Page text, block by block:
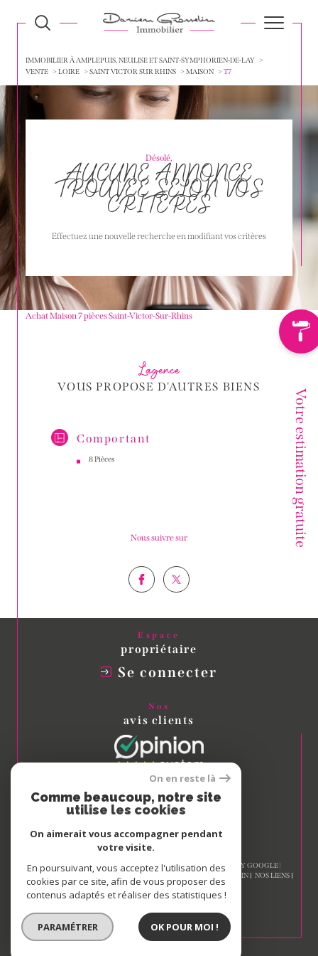
Votre estimation gratuite
IMMOBILIER À AMPLEPUIS, NEULISE ET SAINT-SYMPHORIEN-DE-LAY
VENTE
LOIRE SAINT VICTOR SUR RHINS MAISON T7
Désolé,
AUCUNE ANNONCE
TROUVÉE SELON VOS
CRITÈRES
Effectuez une nouvelle recherche en modifiant vos critères
Achat Maison 7 pièces Saint-Victor-Sur-Rhins
L'agence
VOUS PROPOSE D'AUTRES BIENS
Comportant
8 Pièces
Nous suivre sur
Espace
propriétaire
Se connecter
Nos
avis clients
Nous
adhérons
© 2026 | TOUS DROITS RÉSERVÉS | TRADUCTION POWERED BY GOOGLE |
NOS HONORAIRES
PLAN DU SITE ADMIN
NOS LIENS
POLITIQUE RGPD
COOKIES
On en reste là
Comme beaucoup, notre site
utilise les cookies
On aimerait vous accompagner pendant
votre visite.
En poursuivant, vous acceptez l'utilisation des
cookies par ce site, afin de vous proposer des
contenus adaptés et réaliser des statistiques !
PARAMÉTRER OK POUR MOI !